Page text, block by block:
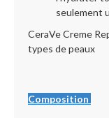
seulement
CeraVe Creme
types de peaux
Composition